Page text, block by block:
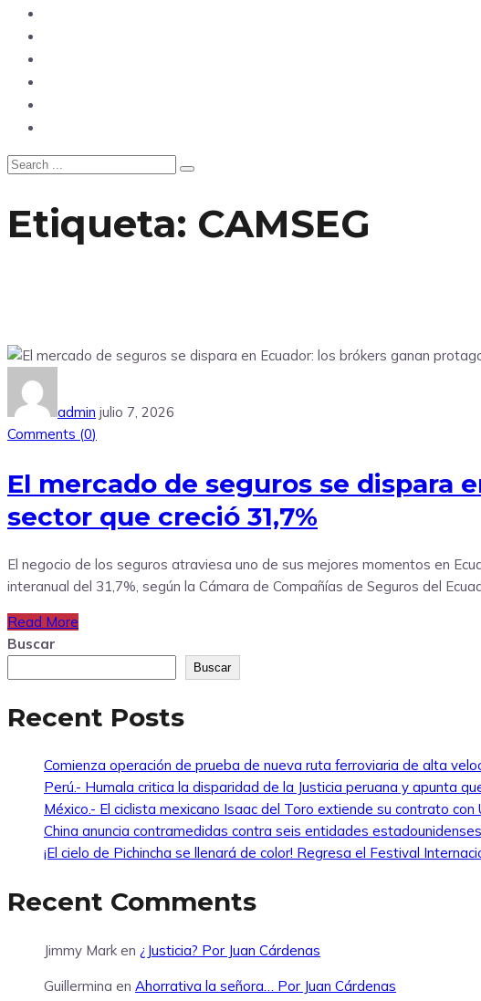
Etiqueta: CAMSEG
admin julio 7, 2026
Comments (0)
El mercado de seguros se dispara
sector que creció 31,7%
El negocio de los seguros atraviesa uno de sus mejores momentos en
interanual del 31,7%, según la Cámara de Compañías de Seguros del
Read More
Buscar
Buscar
Recent Posts
Comienza operación de prueba de nueva ruta ferroviaria de alta
Perú.- Humala critica la disparidad de la Justicia peruana y apunta
México.- El ciclista mexicano Isaac del Toro extiende su contrato
China anuncia contramedidas contra seis entidades estadounidenses
¡El cielo de Pichincha se llenará de color! Regresa el Festival
Recent Comments
Jimmy Mark en ¿Justicia? Por Juan Cárdenas
Guillermina en Ahorrativa la señora… Por Juan Cárdenas